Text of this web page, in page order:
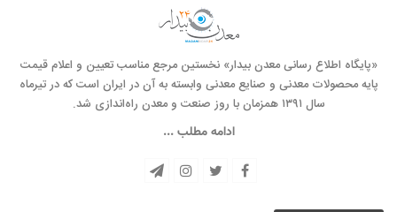
«پایگاه اطلاع رسانی معدن بیدار» نخستین مرجع مناسب تعیین و اعلام قیمت
پایه محصولات معدنی و صنایع معدنی وابسته به آن در ایران است که در تیرماه
سال ۱۳۹۱ همزمان با روز صنعت و معدن راه‌‌اندازی شد.
ادامه مطلب ...